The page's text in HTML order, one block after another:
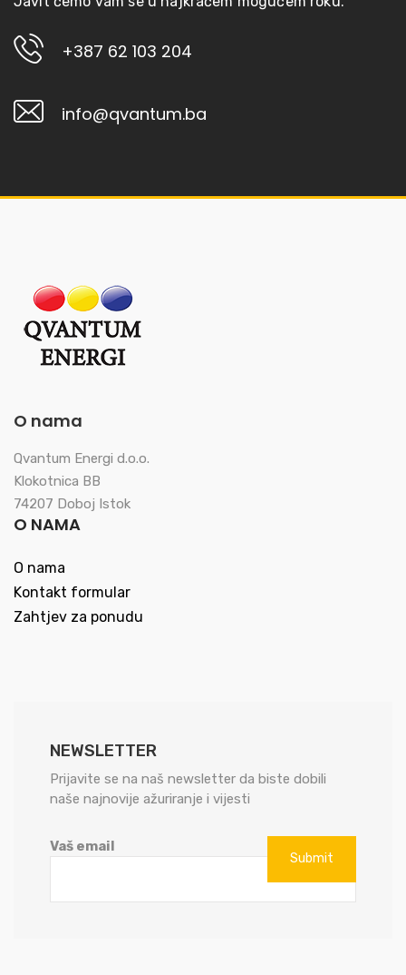
+387 62 103 204
info@qvantum.ba
O nama
Qvantum Energi d.o.o.
Klokotnica BB
74207 Doboj Istok
O NAMA
O nama
Kontakt formular
Zahtjev za ponudu
NEWSLETTER
Prijavite se na naš newsletter da biste dobili
naše najnovije ažuriranje i vijesti
Vaš email